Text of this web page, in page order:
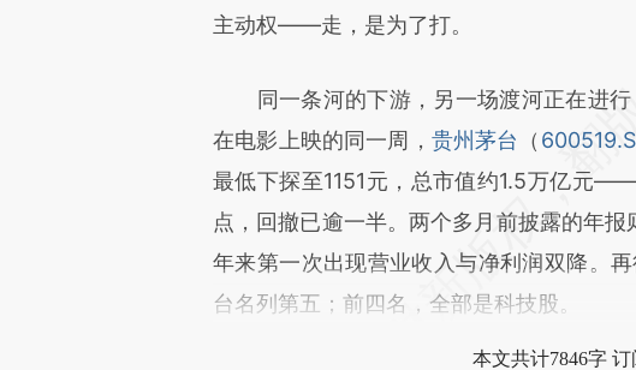
主动权——走，是为了打。
同一条河的下游，另一场渡河正在进行
在电影上映的同一周， 贵州茅台 （
最低下探至1151元，总市值约1.5万亿元
点，回撤已逾一半。两个多月前披露的年
年来第一次出现营业收入与净利润双降。再
台名列第五；前四名，全部是科技股。
本文共计7846字